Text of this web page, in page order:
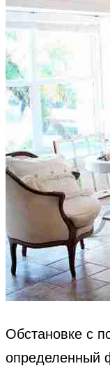
Обстановке с
определенный